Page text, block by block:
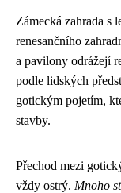
Zámecká zahrada s
renesančního
a pavilony odrážejí
podle lidských
gotickým pojetím,
stavby.
Přechod mezi
vždy ostrý. Mnoho